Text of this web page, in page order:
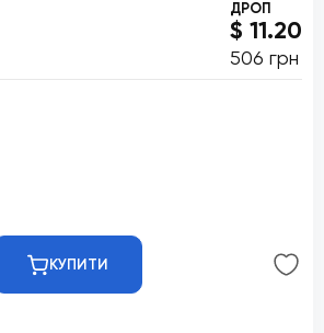
ДРОП
$ 11.20
506 грн
КУПИТИ